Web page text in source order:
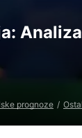
prognoze